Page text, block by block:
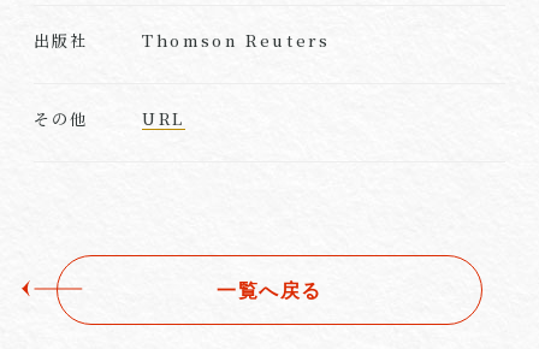
出版社 Thomson Reuters
その他 URL
一覧へ戻る